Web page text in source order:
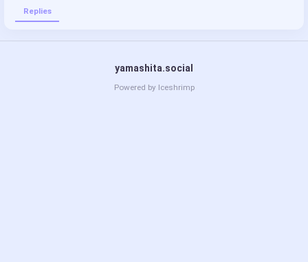
Replies
yamashita.social
Powered by Iceshrimp